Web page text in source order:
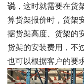
说，这时就需要在货
算货架报价时，货架
据货架高度、货架的
货架的安装费用，不
也可以根据客户的要